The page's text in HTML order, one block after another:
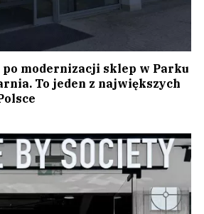
modernizacji sklep w Parku
To jeden z największych